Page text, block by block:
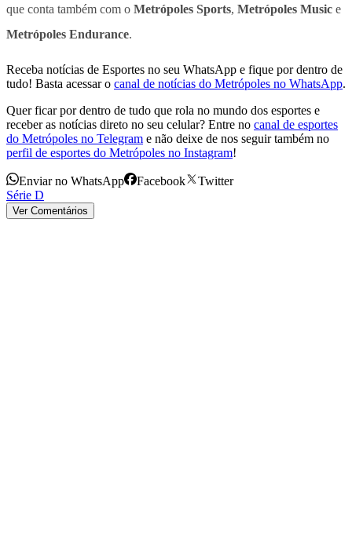
que conta também com o Metrópoles Sports, Metrópoles Music e
Metrópoles Endurance.
Receba notícias de Esportes no seu WhatsApp e fique por dentro de
tudo! Basta acessar o canal de notícias do Metrópoles no WhatsApp.
Quer ficar por dentro de tudo que rola no mundo dos esportes e
receber as notícias direto no seu celular? Entre no canal de esportes
do Metrópoles no Telegram e não deixe de nos seguir também no
perfil de esportes do Metrópoles no Instagram!
Enviar no WhatsApp Facebook
Twitter
Série D
Ver Comentários